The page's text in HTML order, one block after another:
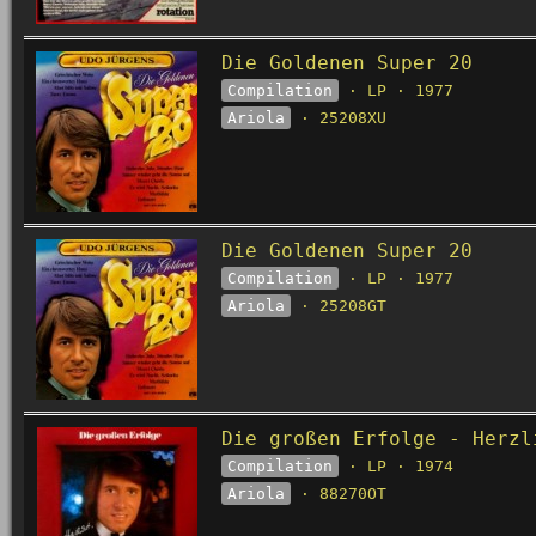
Die Goldenen Super 20
Compilation
· LP · 1977
Ariola
· 25208XU
Die Goldenen Super 20
Compilation
· LP · 1977
Ariola
· 25208GT
Die großen Erfolge -
Compilation
· LP · 1974
Ariola
· 88270OT